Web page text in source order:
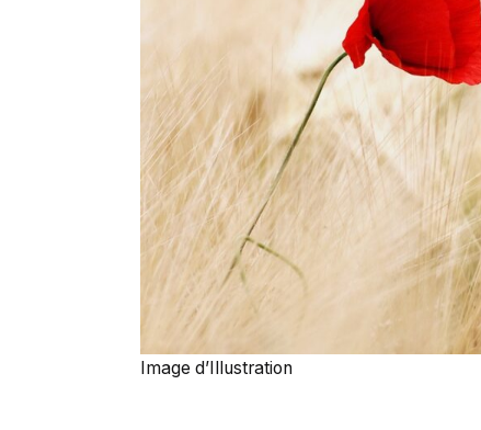
Image d’Illustration